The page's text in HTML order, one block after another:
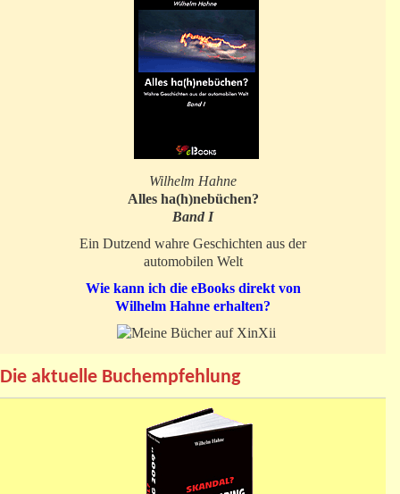
Wilhelm Hahne
Alles ha(h)nebüchen?
Band I
Ein Dutzend wahre Geschichten aus der
automobilen Welt
Wie kann ich die eBooks direkt von
Wilhelm Hahne erhalten?
Die aktuelle Buchempfehlung